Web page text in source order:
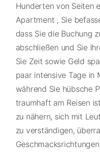
Hunderten von Seiten
Apartment , Sie
dass Sie die Buchung
abschließen und Sie
Sie Zeit sowie Geld
paar intensive Tage in
während Sie hübsche
traumhaft am Reisen
zu nähern, sich mit
zu verständigen,